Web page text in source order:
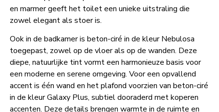
en marmer geeft het toilet een unieke uitstraling die
zowel elegant als stoer is.
Ook in de badkamer is beton-ciré in de kleur Nebulosa
toegepast, zowel op de vloer als op de wanden. Deze
diepe, natuurlijke tint vormt een harmonieuze basis voor
een moderne en serene omgeving. Voor een opvallend
accent is één wand en het plafond voorzien van beton-ciré
in de kleur Galaxy Plus, subtiel dooraderd met koperen
accenten. Deze details brengen warmte in de ruimte en